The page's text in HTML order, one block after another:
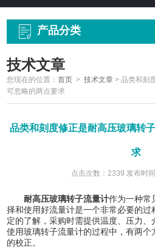
产品分类
技术文章
您现在的位置：首页 >技术文章 >品类和刻
可忽略的两点要求
品类和刻度修正是耐高压玻璃转
求
点击次数：2339 发布时
耐高压玻璃转子流量计作为一种常
择和使用好流量计是一个非常必要的
定的了解，采购时需提供温度、压力
使用玻璃转子流量计的过程中，有两
的校正。